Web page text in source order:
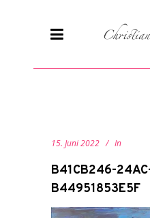
15. Juni 2022 In
B41CB246-
B44951853E5F